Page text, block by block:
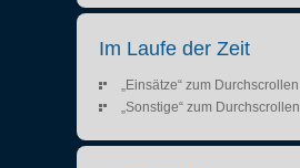
Im Laufe der Zeit
„Einsätze“ zum Durchscrollen
„Sonstige“ zum Durchscrollen